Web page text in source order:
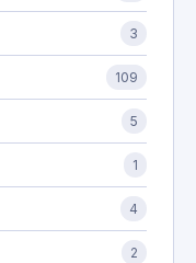
3
109
5
1
4
2